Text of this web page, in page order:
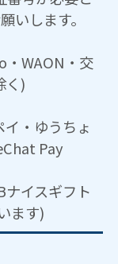
いします。
・WAON・交
く)
・ゆうちょ
Pay
ナイスギフト
ます)